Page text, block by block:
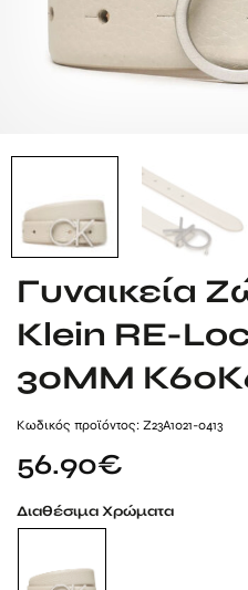
Γυναικεία
Klein RE-
30MM
Kωδικός προϊόντος: Z23A1021-0413
56.90€
Διαθέσιμα Χρώματα